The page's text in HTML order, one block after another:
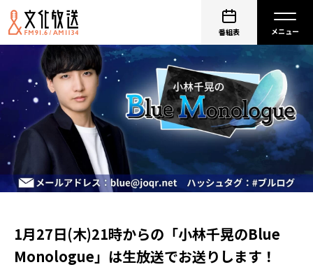
番組表
1月27日(木)21時からの「小林千晃のBlue
Monologue」は生放送でお送りします！